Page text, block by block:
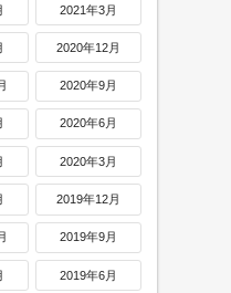
2021年3月
2020年12月
2020年9月
2020年6月
2020年3月
2019年12月
2019年9月
2019年6月